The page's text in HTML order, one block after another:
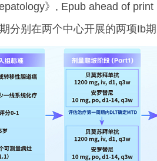
》, Epub ahead of print
分别在两个中心开展的两项Ib